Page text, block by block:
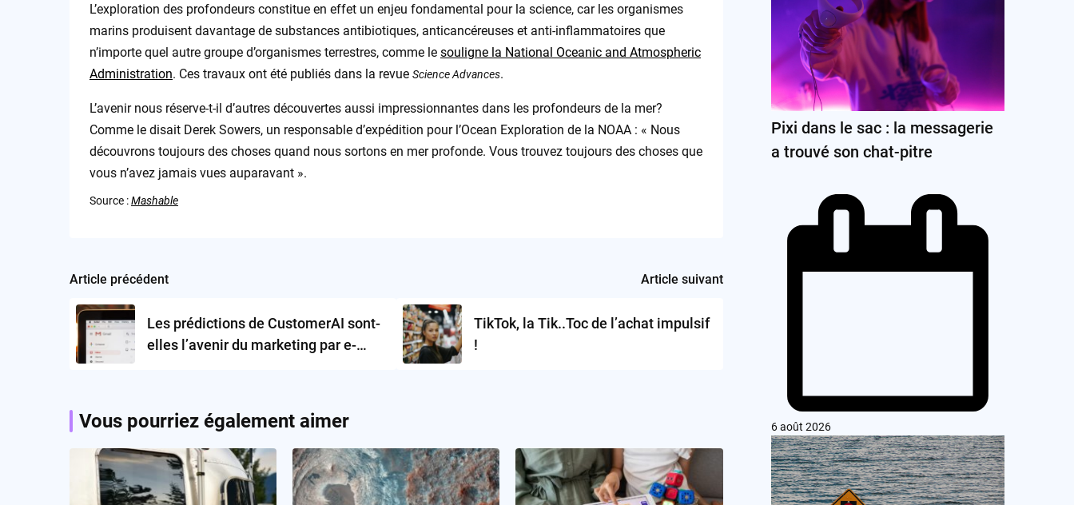
L’exploration des profondeurs constitue en effet un enjeu fondamental pour la science, car les organismes
marins produisent davantage de substances antibiotiques, anticancéreuses et anti-inflammatoires que
n’importe quel autre groupe d’organismes terrestres, comme le souligne la National Oceanic and Atmospheric
Administration. Ces travaux ont été publiés dans la revue Science Advances.
L’avenir nous réserve-t-il d’autres découvertes aussi impressionnantes dans les profondeurs de la mer?
Comme le disait Derek Sowers, un responsable d’expédition pour l’Ocean Exploration de la NOAA : « Nous
découvrons toujours des choses quand nous sortons en mer profonde. Vous trouvez toujours des choses que
vous n’avez jamais vues auparavant ».
Source :Mashable
Post
navigation
Article précédent
Les prédictions de CustomerAI sont-
elles l’avenir du marketing par e-
Article suivant
TikTok, la Tik..Toc de l’achat impulsif
!
Vous pourriez également aimer
Pixi dans le sac : la messagerie
a trouvé son chat-pitre
6 août 2026